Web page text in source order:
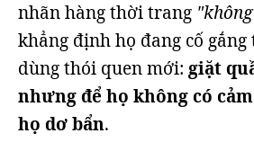
nhãn hàng thời trang
khẳng định họ đang cố
dùng thói quen mới: giặt
nhưng để họ không có
họ dơ bẩn.